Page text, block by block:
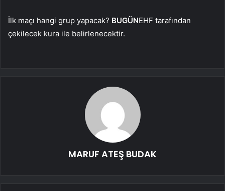
İlk maçı hangi grup yapacak? BUGÜNEHF tarafından
çekilecek kura ile belirlenecektir.
MARUF ATEŞ BUDAK